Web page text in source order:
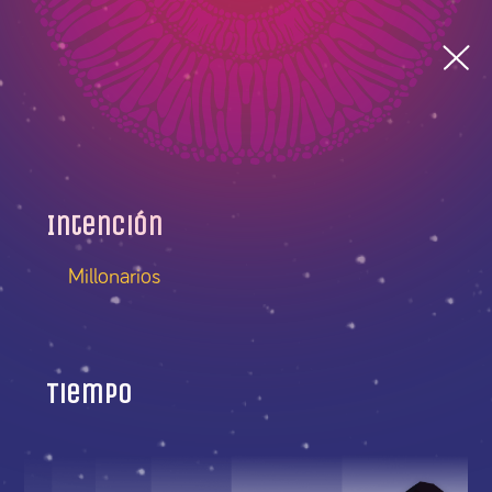
Intención
Millonarios
Tiempo